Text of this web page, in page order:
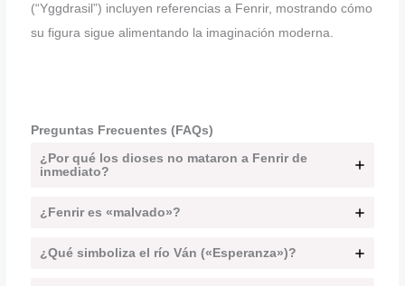
(“Yggdrasil”) incluyen referencias a Fenrir, mostrando cómo
su figura sigue alimentando la imaginación moderna.
Preguntas Frecuentes (FAQs)
¿Por qué los dioses no mataron a Fenrir de
inmediato?
¿Fenrir es «malvado»?
¿Qué simboliza el río Ván («Esperanza»)?